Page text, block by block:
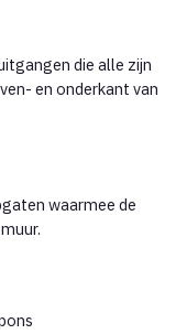
die alle zijn
en onderkant van
waarmee de